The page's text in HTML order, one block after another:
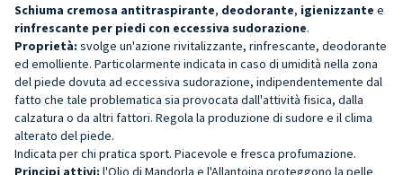
Schiuma cremosa antitraspirante, deodorante, igienizzante e
rinfrescante per piedi con eccessiva sudorazione.
Proprietà: svolge un'azione rivitalizzante, rinfrescante, deodorante
ed emolliente. Particolarmente indicata in caso di umidità nella zona
del piede dovuta ad eccessiva sudorazione, indipendentemente dal
fatto che tale problematica sia provocata dall'attività fisica, dalla
calzatura o da altri fattori. Regola la produzione di sudore e il clima
alterato del piede.
Indicata per chi pratica sport. Piacevole e fresca profumazione.
Principi attivi: l'Olio di Mandorla e l'Allantoina proteggono la pelle